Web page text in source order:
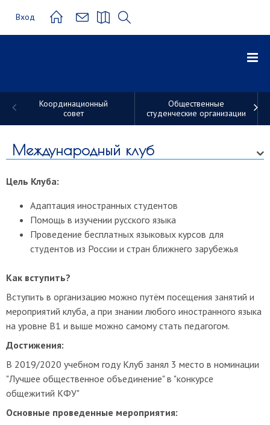
Вход
Студенческие
трудовые
отряды
Координационный
совет
Общественные
студенческие организации
Международный клуб
Цель Клуба:
Адаптация иностранных студентов
Помощь в изучении русского языка
Проведение бесплатных языковых курсов для
студентов из России и стран ближнего зарубежья
Как вступить?
Вступить в организацию можно путём посещения занятий и
мероприятий клуба, а при знании любого иностранного языка
на уровне В1 и выше можно самому стать педагогом.
Достижения:
В 2019/2020 учебном году Клуб занял 3 место в номинации
"Лучшее общественное объединение" в "конкурсе
общежитий КФУ"
Основные проведенные мероприятия: